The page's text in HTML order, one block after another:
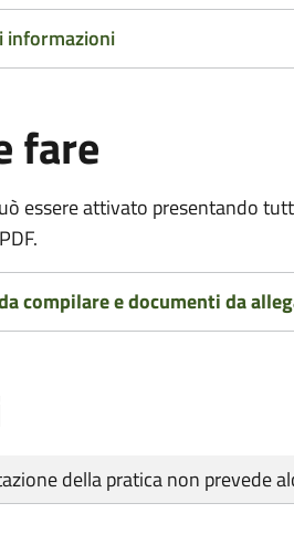
informazioni
fare
essere attivato presentando
compilare e documenti da
della pratica non prevede